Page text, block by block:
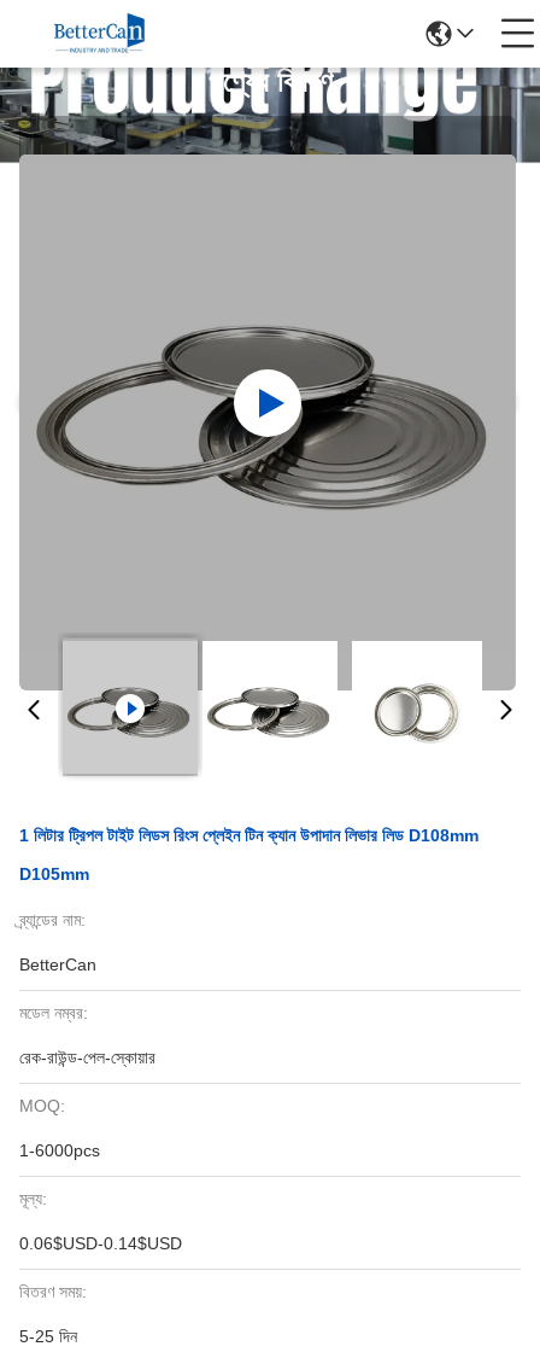
পণ্যের বিবরণ
1 লিটার ট্রিপল টাইট লিডস রিংস প্লেইন টিন ক্যান উপাদান লিভার লিড D108mm
D105mm
ব্র্যান্ডের নাম:
BetterCan
মডেল নম্বর:
রেক-রাউন্ড-পেল-স্কোয়ার
MOQ:
1-6000pcs
মূল্য:
0.06$USD-0.14$USD
বিতরণ সময়:
5-25 দিন